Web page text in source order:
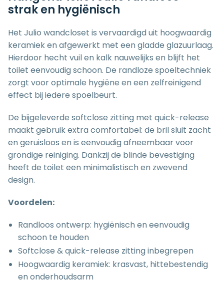
strak en hygiënisch
Het Julio wandcloset is vervaardigd uit hoogwaardig
keramiek en afgewerkt met een gladde glazuurlaag.
Hierdoor hecht vuil en kalk nauwelijks en blijft het
toilet eenvoudig schoon. De randloze spoeltechniek
zorgt voor optimale hygiëne en een zelfreinigend
effect bij iedere spoelbeurt.
De bijgeleverde softclose zitting met quick-release
maakt gebruik extra comfortabel: de bril sluit zacht
en geruisloos en is eenvoudig afneembaar voor
grondige reiniging. Dankzij de blinde bevestiging
heeft de toilet een minimalistisch en zwevend
design.
Voordelen:
Randloos ontwerp: hygiënisch en eenvoudig
schoon te houden
Softclose & quick-release zitting inbegrepen
Hoogwaardig keramiek: krasvast, hittebestendig
en onderhoudsarm